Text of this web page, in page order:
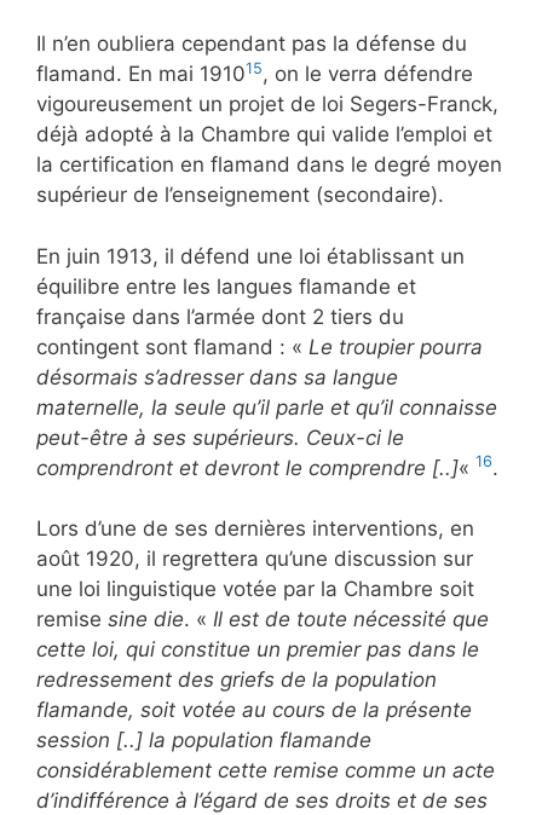
Il n’en oubliera cependant pas la défense du
flamand. En mai 191015, on le verra défendre
vigoureusement un projet de loi Segers-Franck,
déjà adopté à la Chambre qui valide l’emploi et
la certification en flamand dans le degré moyen
supérieur de l’enseignement (secondaire).
En juin 1913, il défend une loi établissant un
équilibre entre les langues flamande et
française dans l’armée dont 2 tiers du
contingent sont flamand : « Le troupier pourra
désormais s’adresser dans sa langue
maternelle, la seule qu’il parle et qu’il connaisse
peut-être à ses supérieurs. Ceux-ci le
comprendront et devront le comprendre [..]« 16.
Lors d’une de ses dernières interventions, en
août 1920, il regrettera qu’une discussion sur
une loi linguistique votée par la Chambre soit
remise sine die. « Il est de toute nécessité que
cette loi, qui constitue un premier pas dans le
redressement des griefs de la population
flamande, soit votée au cours de la présente
session [..] la population flamande
considérablement cette remise comme un acte
d’indifférence à l’égard de ses droits et de ses